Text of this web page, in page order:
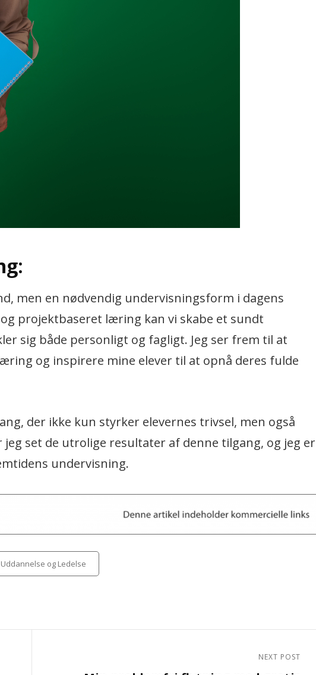
men en nødvendig undervisningsform i dagens
projektbaseret læring kan vi skabe et sundt
sig både personligt og fagligt. Jeg ser frem til at
og inspirere mine elever til at opnå deres fulde
der ikke kun styrker elevernes trivsel, men også
set de utrolige resultater af denne tilgang, og jeg er
undervisning.
Uddannelse og Ledelse
NEXT POST